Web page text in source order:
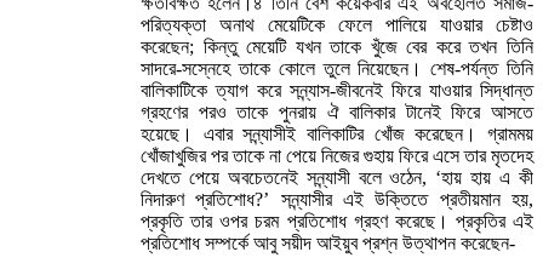
পরিত্যক্তা অনাথ মেয়েটিকে ফেলে পালিয়ে যাওয়ার চেষ্টাও
করেছেন; কিন্তু মেয়েটি যখন তাকে খুঁজে বের করে তখন তিনি
সাদরে-সস্নেহে তাকে কোলে তুলে নিয়েছেন। শেষ-পর্যন্ত তিনি
বালিকাটিকে ত্যাগ করে সন্ন্যাস-জীবনেই ফিরে যাওয়ার সিদ্ধান্ত
গ্রহণের পরও তাকে পুনরায় ঐ বালিকার টানেই ফিরে আসতে
হয়েছে। এবার সন্ন্যাসীই বালিকাটির খোঁজ করেছেন। গ্রামময়
খোঁজাখুজির পর তাকে না পেয়ে নিজের গুহায় ফিরে এসে তার মৃতদেহ
দেখতে পেয়ে অবচেতনেই সন্ন্যাসী বলে ওঠেন, ‘হায় হায় এ কী
নিদারুণ প্রতিশোধ?’ সন্ন্যাসীর এই উক্তিতে প্রতীয়মান হয়,
প্রকৃতি তার ওপর চরম প্রতিশোধ গ্রহণ করেছে। প্রকৃতির এই
প্রতিশোধ সম্পর্কে আবু সয়ীদ আইয়ুব প্রশ্ন উত্থাপন করেছেন-